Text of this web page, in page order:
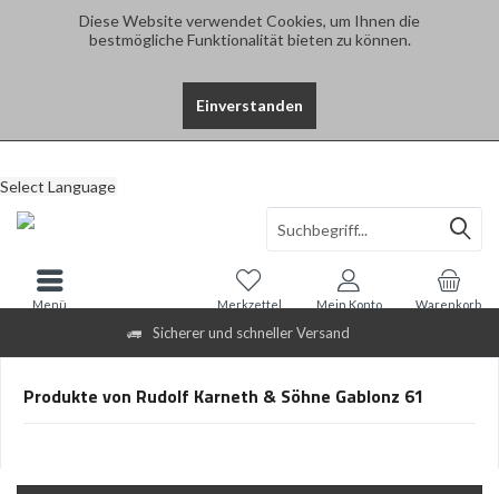
Diese Website verwendet Cookies, um Ihnen die
bestmögliche Funktionalität bieten zu können.
Einverstanden
Sicherer und schneller Versand
Select Language
Warenkorb
Merkzettel Mein Konto
Menü
Produkte von Rudolf Karneth & Söhne Gablonz 61